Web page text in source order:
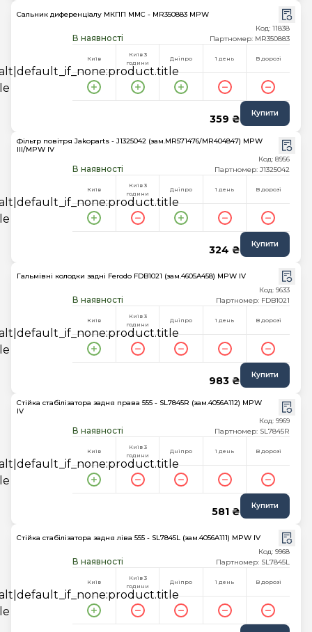
Сальник диференціалу МКПП MMC - MR350883 MPW
В наявності
Код: 11838
Партномер: MR350883
Київ
Київ 3
години
Дніпро 1 день В дорозі
359 ₴ Купити
Фільтр повітря Jakoparts - J1325042 (зам.MR571476/MR404847) MPW
III/MPW IV
В наявності
Код: 8956
Партномер: J1325042
Київ
Київ 3
години
Дніпро 1 день В дорозі
324 ₴ Купити
Гальмівні колодки задні Ferodo FDB1021 (зам.4605A458) MPW IV
В наявності
Код: 9633
Партномер: FDB1021
Київ
Київ 3
години
Дніпро 1 день В дорозі
983 ₴ Купити
Стійка стабілізатора задня права 555 - SL7845R (зам.4056A112) MPW
IV
В наявності
Код: 9969
Партномер: SL7845R
Київ
Київ 3
години
Дніпро 1 день В дорозі
581 ₴ Купити
Стійка стабілізатора задня ліва 555 - SL7845L (зам.4056A111) MPW IV
В наявності
Код: 9968
Партномер: SL7845L
Київ
Київ 3
години
Дніпро 1 день В дорозі